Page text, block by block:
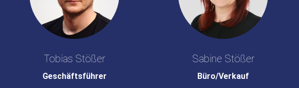
Tobias Stößer
Geschäftsführer
Sabine Stößer
Büro/Verkauf